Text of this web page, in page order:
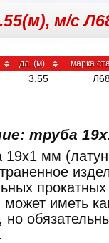
м/с
дл. (м) марка
3.55
труба
19x1 мм
может иметь
но